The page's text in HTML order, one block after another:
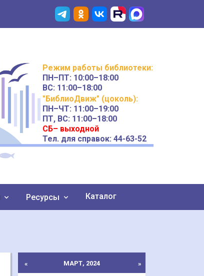
Режим работы библиотеки:
ПН–ПТ: 10:00–18:00
ВС: 11:00–18:00
"БиблиоДвиж" (цоколь):
ПН–ЧТ: 11:00–19:00
ПТ, ВС: 11:00–18:00
СБ– выходной
Тел. для справок: 44-63-52
Ресурсы Каталог
« МАРТ, 2024 »